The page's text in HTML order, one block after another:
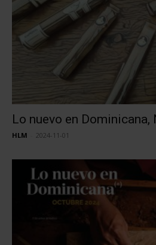
Lo nuevo en
HLM 2024-11-01